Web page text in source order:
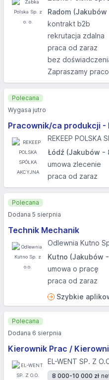
Radom (Jakubów
kontrakt b2b
rekrutacja zdalna
praca od zaraz
bez
Zapraszamy
Pracownik/ca produkcji -
REKEEP POLSKA
Łódź (Jakubów -
umowa zlecenie
praca od zaraz
Polecana
Wygasa jutro
Technik Mechanik
Odlewnia Kutno
Kutno (Jakubów
umowa o pracę
praca od zaraz
Szybkie
Polecana
Dodana 5 sierpnia
Kierownik Prac /
EL-WENT SP. Z
8 000-10 000 zł
Polecana
Dodana 6 sierpnia